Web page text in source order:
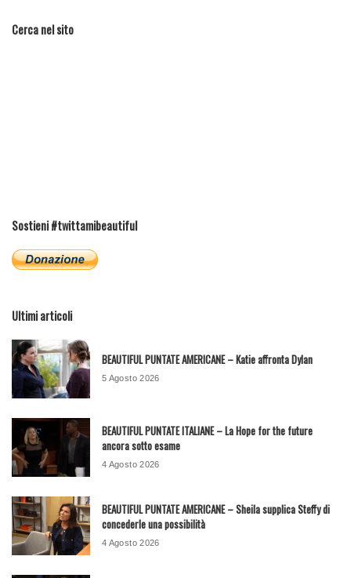
Cerca nel sito
Sostieni #twittamibeautiful
Ultimi articoli
BEAUTIFUL PUNTATE AMERICANE – Katie affronta Dylan
5 Agosto 2026
BEAUTIFUL PUNTATE ITALIANE – La Hope for the future
ancora sotto esame
4 Agosto 2026
BEAUTIFUL PUNTATE AMERICANE – Sheila supplica Steffy di
concederle una possibilità
4 Agosto 2026